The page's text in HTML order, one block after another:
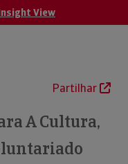
View
Partilhar
A Cultura,